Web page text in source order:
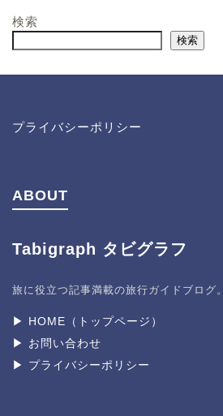
検索
検索
プライバシーポリシー
ABOUT
Tabigraph タビグラフ
旅に役立つ記事満載の旅行ガイドブログ。
▶︎ HOME（トップページ）
▶︎ お問い合わせ
▶︎ プライバシーポリシー